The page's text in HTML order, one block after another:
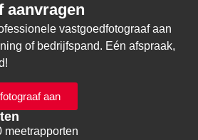
aanvragen
vastgoedfotograaf aan
of bedrijfspand. Eén afspraak,
aan
meetrapporten